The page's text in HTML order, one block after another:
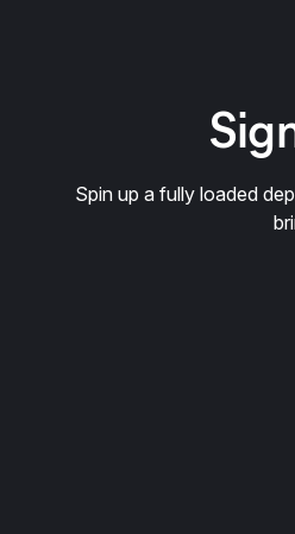
Spin up a fully loaded